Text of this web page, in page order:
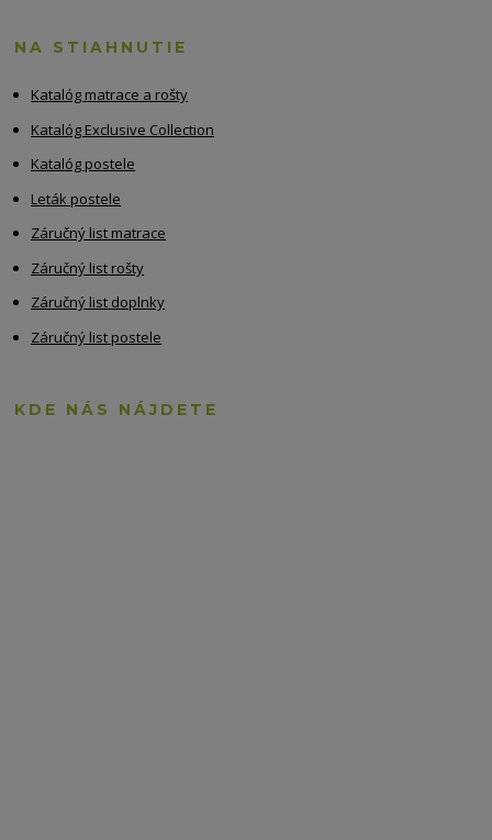
NA STIAHNUTIE
Katalóg matrace a rošty
Katalóg Exclusive Collection
Katalóg postele
Leták postele
Záručný list matrace
Záručný list rošty
Záručný list doplnky
Záručný list postele
KDE NÁS NÁJDETE